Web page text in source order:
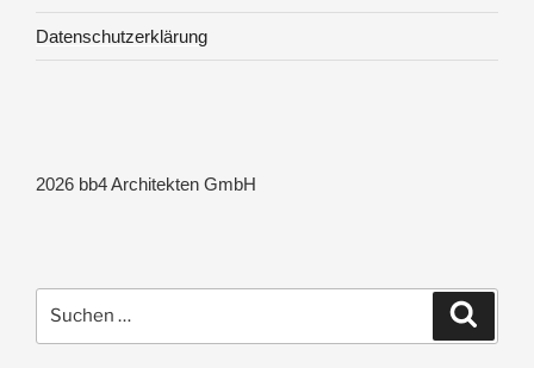
Datenschutzerklärung
2026 bb4 Architekten GmbH
nach: